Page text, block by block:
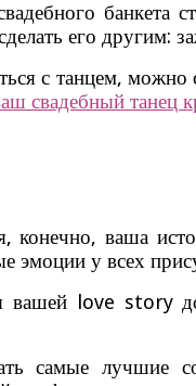
банкета
его другим:
с танцем,
свадебный танец
конечно, ваша
эмоции у всех
вашей love story
самые лучшие